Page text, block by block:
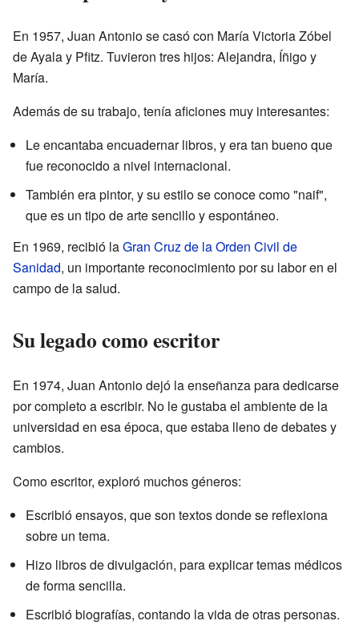
En 1957, Juan Antonio se casó con María Victoria Zóbel
de Ayala y Pfitz. Tuvieron tres hijos: Alejandra, Íñigo y
María.
Además de su trabajo, tenía aficiones muy interesantes:
Le encantaba encuadernar libros, y era tan bueno que
fue reconocido a nivel internacional.
También era pintor, y su estilo se conoce como "naif",
que es un tipo de arte sencillo y espontáneo.
En 1969, recibió laGran Cruz de la Orden Civil de
Sanidad, un importante reconocimiento por su labor en el
campo de la salud.
Su legado como escritor
En 1974, Juan Antonio dejó la enseñanza para dedicarse
por completo a escribir. No le gustaba el ambiente de la
universidad en esa época, que estaba lleno de debates y
cambios.
Como escritor, exploró muchos géneros:
Escribió ensayos, que son textos donde se reflexiona
sobre un tema.
Hizo libros de divulgación, para explicar temas médicos
de forma sencilla.
Escribió biografías, contando la vida de otras personas.